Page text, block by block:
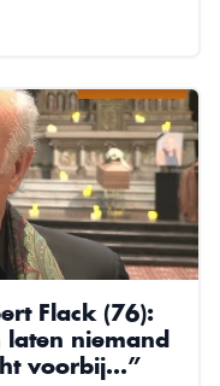
Flack (76):
niemand
voorbij…”